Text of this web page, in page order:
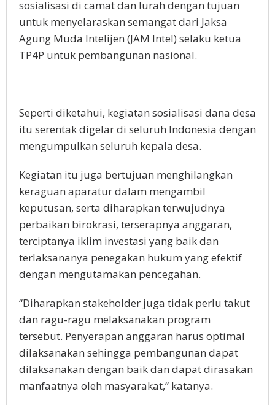
sosialisasi di camat dan lurah dengan tujuan
untuk menyelaraskan semangat dari Jaksa
Agung Muda Intelijen (JAM Intel) selaku ketua
TP4P untuk pembangunan nasional.
Seperti diketahui, kegiatan sosialisasi dana desa
itu serentak digelar di seluruh Indonesia dengan
mengumpulkan seluruh kepala desa.
Kegiatan itu juga bertujuan menghilangkan
keraguan aparatur dalam mengambil
keputusan, serta diharapkan terwujudnya
perbaikan birokrasi, terserapnya anggaran,
terciptanya iklim investasi yang baik dan
terlaksananya penegakan hukum yang efektif
dengan mengutamakan pencegahan.
“Diharapkan stakeholder juga tidak perlu takut
dan ragu-ragu melaksanakan program
tersebut. Penyerapan anggaran harus optimal
dilaksanakan sehingga pembangunan dapat
dilaksanakan dengan baik dan dapat dirasakan
manfaatnya oleh masyarakat,” katanya.